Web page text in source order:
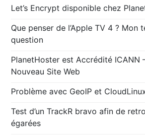
Let’s Encrypt disponible chez
Que penser de l’Apple TV 4 ? Mon
question
PlanetHoster est Accrédité ICANN
Nouveau Site Web
Problème avec GeoIP et
Test d’un TrackR bravo afin de
égarées